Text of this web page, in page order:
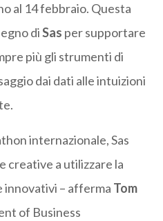
al 14 febbraio. Questa
diSas per supportare
più gli strumenti di
dai dati alle intuizioni
internazionale, Sas
creative a utilizzare la
innovativi – afferma Tom
of Business